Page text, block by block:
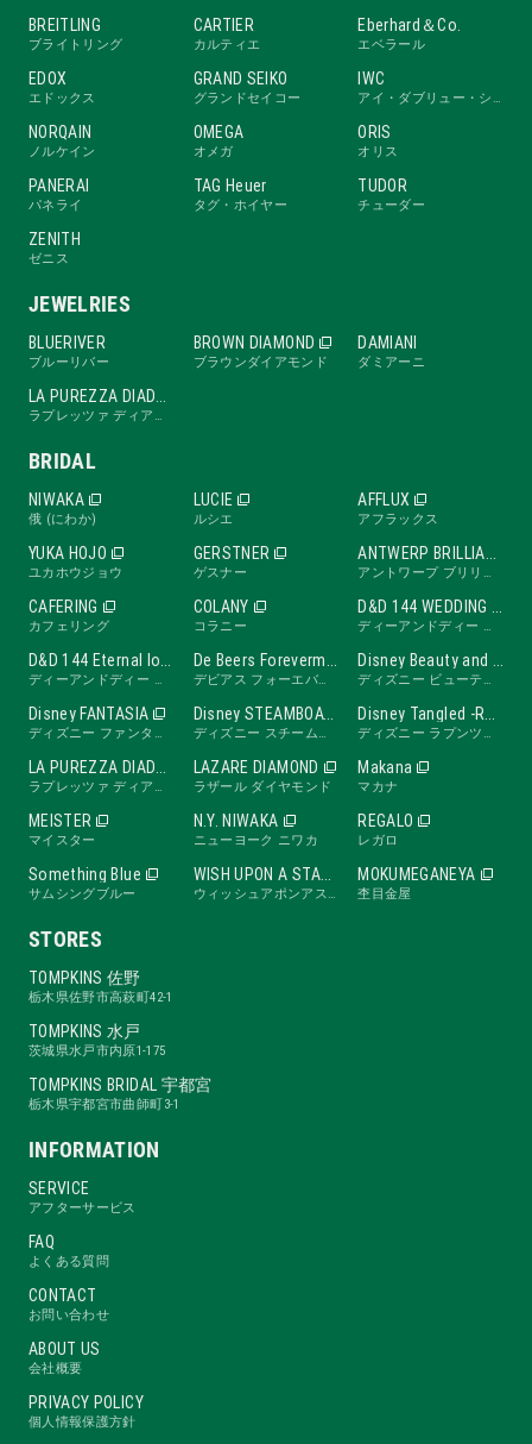
BREITLING
ブライトリング
CARTIER
カルティエ
Eberhard＆Co.
エベラール
EDOX
エドックス
GRAND SEIKO
グランドセイコー
IWC
アイ・ダブリュー・シー
NORQAIN
ノルケイン
OMEGA
オメガ
ORIS
オリス
PANERAI
パネライ
TAG Heuer
タグ・ホイヤー
TUDOR
チューダー
ZENITH
ゼニス
JEWELRIES
BLUERIVER
ブルーリバー
BROWN DIAMOND
ブラウンダイアモンド
DAMIANI
ダミアーニ
LA PUREZZA DIADE
ラプレッツァ ディアーデ
BRIDAL
NIWAKA
俄 (にわか)
LUCIE
ルシエ
AFFLUX
アフラックス
YUKA HOJO
ユカホウジョウ
GERSTNER
ゲスナー
ANTWERP BRILLIANT
アントワープ ブリリアント
CAFERING
カフェリング
COLANY
コラニー
D&D 144 WEDDING BAND
ディーアンドディー ワンフォーティーフォー ウェディングバンド
D&D 144 Eternal love band
ディーアンドディー ワンフォーティーフォー エターナルラブバンド
De Beers Forevermark
デビアス フォーエバーマーク
Disney Beauty and the Beast -ROSE Line-
ディズニー ビューティ・アンド・ビースト ローズライン
Disney FANTASIA
ディズニー ファンタジア
Disney STEAMBOAT WILLIE
ディズニー スチームボートウィリー
Disney Tangled -RAPUNZEL Collection-
ディズニー ラプンツェル
LA PUREZZA DIADE
ラプレッツァ ディアーデ
LAZARE DIAMOND
ラザール ダイヤモンド
Makana
マカナ
MEISTER
マイスター
N.Y. NIWAKA
ニューヨーク ニワカ
REGALO
レガロ
Something Blue
サムシングブルー
WISH UPON A STAR
ウィッシュアポンアスター
MOKUMEGANEYA
杢目金屋
STORES
TOMPKINS 佐野
栃木県佐野市高萩町42-1
TOMPKINS 水戸
茨城県水戸市内原1-175
TOMPKINS BRIDAL 宇都宮
栃木県宇都宮市曲師町3-1
INFORMATION
SERVICE
アフターサービス
FAQ
よくある質問
CONTACT
お問い合わせ
ABOUT US
会社概要
PRIVACY POLICY
個人情報保護方針